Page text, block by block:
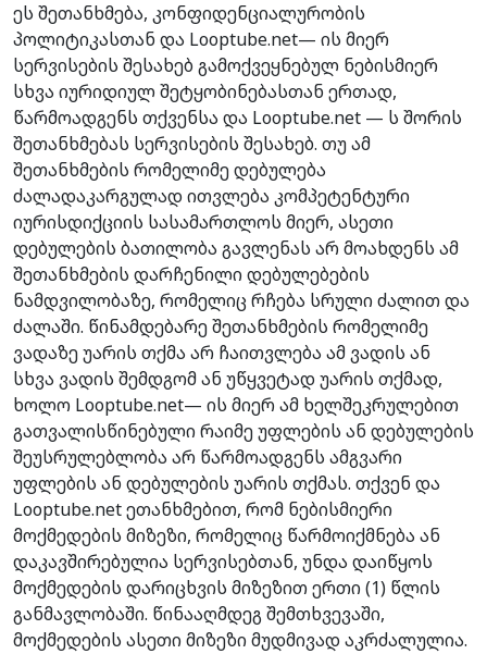
ეს შეთანხმება, კონფიდენციალურობის
პოლიტიკასთან და Looptube.net— ის მიერ
სერვისების შესახებ გამოქვეყნებულ ნებისმიერ
სხვა იურიდიულ შეტყობინებასთან ერთად,
წარმოადგენს თქვენსა და Looptube.net — ს შორის
შეთანხმებას სერვისების შესახებ. თუ ამ
შეთანხმების რომელიმე დებულება
ძალადაკარგულად ითვლება კომპეტენტური
იურისდიქციის სასამართლოს მიერ, ასეთი
დებულების ბათილობა გავლენას არ მოახდენს ამ
შეთანხმების დარჩენილი დებულებების
ნამდვილობაზე, რომელიც რჩება სრული ძალით და
ძალაში. წინამდებარე შეთანხმების რომელიმე
ვადაზე უარის თქმა არ ჩაითვლება ამ ვადის ან
სხვა ვადის შემდგომ ან უწყვეტად უარის თქმად,
ხოლო Looptube.net— ის მიერ ამ ხელშეკრულებით
გათვალისწინებული რაიმე უფლების ან დებულების
შეუსრულებლობა არ წარმოადგენს ამგვარი
უფლების ან დებულების უარის თქმას. თქვენ და
Looptube.net ეთანხმებით, რომ ნებისმიერი
მოქმედების მიზეზი, რომელიც წარმოიქმნება ან
დაკავშირებულია სერვისებთან, უნდა დაიწყოს
მოქმედების დარიცხვის მიზეზით ერთი (1) წლის
განმავლობაში. წინააღმდეგ შემთხვევაში,
მოქმედების ასეთი მიზეზი მუდმივად აკრძალულია.